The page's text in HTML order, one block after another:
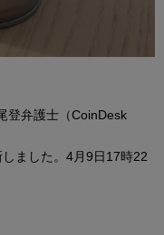
登弁護士（CoinDesk
ました。4月9日17時22